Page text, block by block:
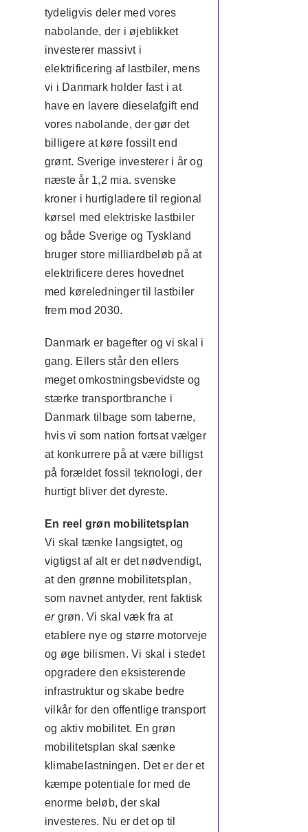
tydeligvis deler med vores
nabolande, der i øjeblikket
investerer massivt i
elektrificering af lastbiler, mens
vi i Danmark holder fast i at
have en lavere dieselafgift end
vores nabolande, der gør det
billigere at køre fossilt end
grønt. Sverige investerer i år og
næste år 1,2 mia. svenske
kroner i hurtigladere til regional
kørsel med elektriske lastbiler
og både Sverige og Tyskland
bruger store milliardbeløb på at
elektrificere deres hovednet
med køreledninger til lastbiler
frem mod 2030.
Danmark er bagefter og vi skal i
gang. Ellers står den ellers
meget omkostningsbevidste og
stærke transportbranche i
Danmark tilbage som taberne,
hvis vi som nation fortsat vælger
at konkurrere på at være billigst
på forældet fossil teknologi, der
hurtigt bliver det dyreste.
En reel grøn mobilitetsplan
Vi skal tænke langsigtet, og
vigtigst af alt er det nødvendigt,
at den grønne mobilitetsplan,
som navnet antyder, rent faktisk
ergrøn. Vi skal væk fra at
etablere nye og større motorveje
og øge bilismen. Vi skal i stedet
opgradere den eksisterende
infrastruktur og skabe bedre
vilkår for den offentlige transport
og aktiv mobilitet. En grøn
mobilitetsplan skal sænke
klimabelastningen. Det er der et
kæmpe potentiale for med de
enorme beløb, der skal
investeres. Nu er det op til